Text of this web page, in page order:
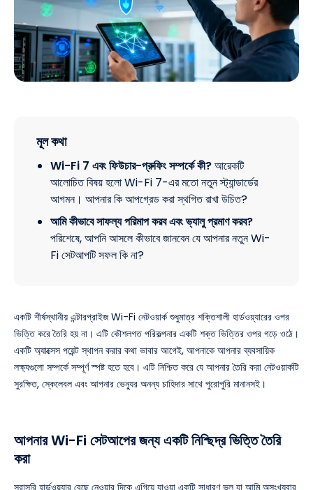
মূল কথা
Wi-Fi 7 এবং ফিউচার-প্রুফিং সম্পর্কে কী?আরেকটি
আলোচিত বিষয় হলো Wi-Fi 7-এর মতো নতুন স্ট্যান্ডার্ডের
আগমন। আপনার কি আপগ্রেড করা স্থগিত রাখা উচিত?
আমি কীভাবে সাফল্য পরিমাপ করব এবং ভ্যালু প্রমাণ করব?
পরিশেষে, আপনি আসলে কীভাবে জানবেন যে আপনার নতুন Wi-
Fi সেটআপটি সফল কি না?
একটি শীর্ষস্থানীয় এন্টারপ্রাইজ Wi-Fi নেটওয়ার্ক শুধুমাত্র শক্তিশালী হার্ডওয়্যারের ওপর
ভিত্তি করে তৈরি হয় না। এটি কৌশলগত পরিকল্পনার একটি শক্ত ভিত্তির ওপর গড়ে ওঠে।
একটি অ্যাক্সেস পয়েন্ট স্থাপন করার কথা ভাবার আগেই, আপনাকে আপনার ব্যবসায়িক
লক্ষ্যগুলো সম্পর্কে সম্পূর্ণ স্পষ্ট হতে হবে। এটি নিশ্চিত করে যে আপনার তৈরি করা নেটওয়ার্কটি
সুরক্ষিত, স্কেলেবল এবং আপনার ভেন্যুর অনন্য চাহিদার সাথে পুরোপুরি মানানসই।
আপনার Wi-Fi সেটআপের জন্য একটি নিশ্ছিদ্র ভিত্তি তৈরি
করা